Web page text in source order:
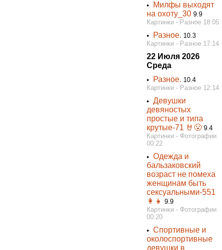
•
Милфы выходят
на охоту_30 9.9
Картинки - Разное 18:05
•
Разное. 10.3
Картинки - Разное 17:14
22 Июля 2026
Среда
• Разное. 10.4
Картинки - Разное 12:14
•Девушки
девяностых
простые и типа
крутые-71 🤘😮 9.4
Картинки - Фотографии
00:22
•Одежда и
бальзаковский
возраст не помеха
женщинам быть
сексуальными-551
👩👧 9.9
Картинки - Фотографии
00:20
•Спортивные и
околоспортивные
девушки в